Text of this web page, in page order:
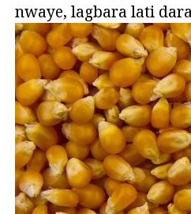
nwaye, lagbara lati